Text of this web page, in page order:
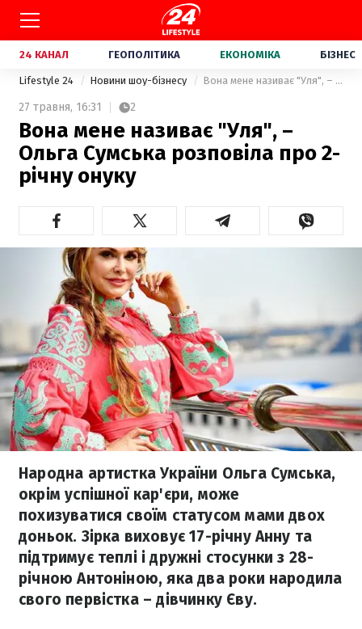
24 КАНАЛ ГЕОПОЛІТИКА ЕКОНОМІКА БІЗНЕС
Lifestyle 24 Новини шоу-бізнесу Вона мене називає "Уля", – Ольга Сумська розповіла про 2-річну онуку
27 травня, 16:31 2
Вона мене називає "Уля", –
Ольга Сумська розповіла про 2-
річну онуку
Народна артистка України Ольга Сумська,
окрім успішної кар'єри, може
похизуватися своїм статусом мами двох
доньок. Зірка виховує 17-річну Анну та
підтримує теплі і дружні стосунки з 28-
річною Антоніною, яка два роки народила
свого первістка – дівчинку Єву.